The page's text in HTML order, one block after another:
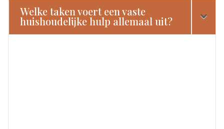
Welke taken voert een vaste
huishoudelijke hulp allemaal uit?